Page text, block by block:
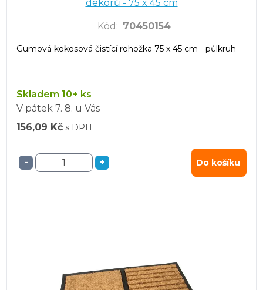
dekorů - 75 x 45 cm
Kód : 70450154
Gumová kokosová čistící rohožka 75 x 45 cm - půlkruh
Skladem 10+ ks
V pátek 7. 8. u Vás
156,09 Kč s DPH
- + Do košíku